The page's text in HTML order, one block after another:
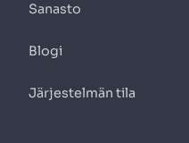
Sanasto
Blogi
Järjestelmän tila